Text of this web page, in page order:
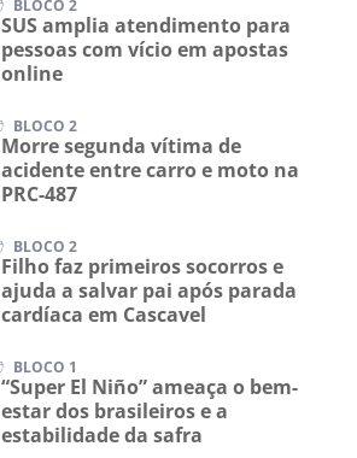
BLOCO 2
SUS amplia atendimento para
pessoas com vício em apostas
online
BLOCO 2
Morre segunda vítima de
acidente entre carro e moto na
PRC-487
BLOCO 2
Filho faz primeiros socorros e
ajuda a salvar pai após parada
cardíaca em Cascavel
BLOCO 1
“Super El Niño” ameaça o bem-
estar dos brasileiros e a
estabilidade da safra